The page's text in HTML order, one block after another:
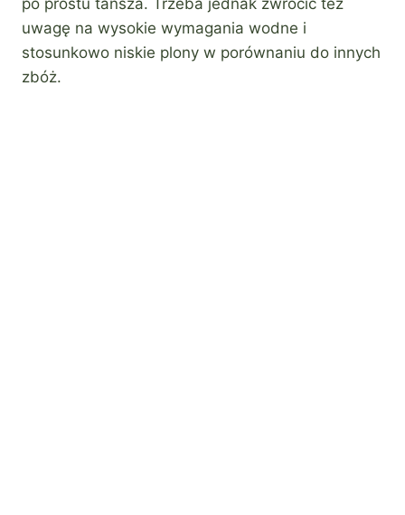
uwagę na wysokie wymagania wodne i
stosunkowo niskie plony w porównaniu do innych
zbóż.